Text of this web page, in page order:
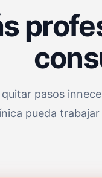
pasos
pueda